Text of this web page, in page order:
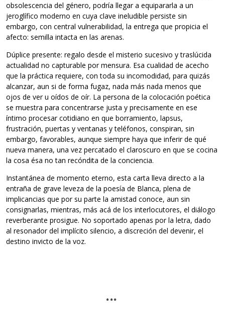
obsolescencia del género, podría llegar a equipararla a un
jeroglífico moderno en cuya clave ineludible persiste sin
embargo, con central vulnerabilidad, la entrega que propicia el
afecto: semilla intacta en las arenas.
Dúplice presente: regalo desde el misterio sucesivo y traslúcida
actualidad no capturable por mensura. Esa cualidad de acecho
que la práctica requiere, con toda su incomodidad, para quizás
alcanzar, aun si de forma fugaz, nada más nada menos que
ojos de ver u oídos de oír. La persona de la colocación poética
se muestra para concentrarse justa y precisamente en ese
íntimo procesar cotidiano en que borramiento, lapsus,
frustración, puertas y ventanas y teléfonos, conspiran, sin
embargo, favorables, aunque siempre haya que inferir de qué
nueva manera, una vez percatado el claroscuro en que se cocina
la cosa ésa no tan recóndita de la conciencia.
Instantánea de momento eterno, esta carta lleva directo a la
entraña de grave leveza de la poesía de Blanca, plena de
implicancias que por su parte la amistad conoce, aun sin
consignarlas, mientras, más acá de los interlocutores, el diálogo
reverberante prosigue. No soportado apenas por la letra, dado
al resonador del implícito silencio, a discreción del devenir, el
destino invicto de la voz.
***